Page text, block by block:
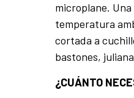
microplane. Una
temperatura
cortada a
bastones,
¿CUÁNTO